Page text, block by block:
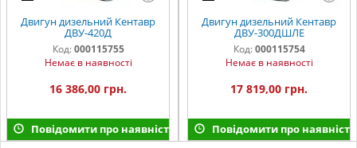
Двигун дизельний Кентавр
ДВУ-420Д
Код: 000115755
Немає в наявності
16 386,00 грн.
Повідомити про наявність
Двигун дизельний Кентавр
ДВУ-300ДШЛЕ
Код: 000115754
Немає в наявності
17 819,00 грн.
Повідомити про наявність